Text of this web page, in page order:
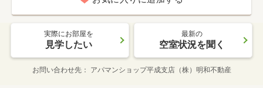
実際にお部屋を
見学したい
最新の
空室状況を聞く
お問い合わせ先 アパマンショップ平成支店（株）明和不動産